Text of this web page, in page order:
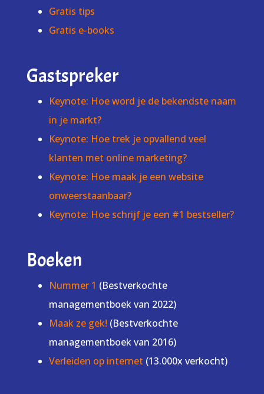
Gratis tips
Gratis e-books
Gastspreker
Keynote: Hoe word je de bekendste naam
in je markt?
Keynote: Hoe trek je opvallend veel
klanten met online marketing?
Keynote: Hoe maak je een website
onweerstaanbaar?
Keynote: Hoe schrijf je een #1 bestseller?
Boeken
Nummer 1 (Bestverkochte
managementboek van 2022)
Maak ze gek! (Bestverkochte
managementboek van 2016)
Verleiden op internet (13.000x verkocht)